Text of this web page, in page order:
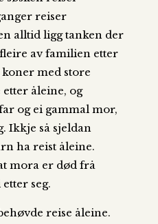
reiser
alltid ligg tanken der
av familien etter
med store
åleine, og
og ei gammal mor,
Ikkje så sjeldan
ha reist åleine.
mora er død frå
seg.
reise åleine.